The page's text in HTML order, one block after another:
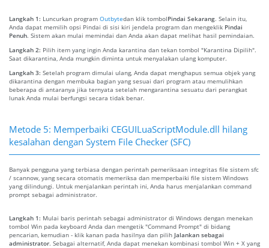
Langkah 1: Luncurkan program Outbytedan klik tombolPindai Sekarang. Selain itu,
Anda dapat memilih opsi Pindai di sisi kiri jendela program dan mengeklik Pindai
Penuh. Sistem akan mulai memindai dan Anda akan dapat melihat hasil pemindaian.
Langkah 2: Pilih item yang ingin Anda karantina dan tekan tombol "Karantina Dipilih".
Saat dikarantina, Anda mungkin diminta untuk menyalakan ulang komputer.
Langkah 3: Setelah program dimulai ulang, Anda dapat menghapus semua objek yang
dikarantina dengan membuka bagian yang sesuai dari program atau memulihkan
beberapa di antaranya jika ternyata setelah mengarantina sesuatu dari perangkat
lunak Anda mulai berfungsi secara tidak benar.
Metode 5: Memperbaiki CEGUILuaScriptModule.dll hilang
kesalahan dengan System File Checker (SFC)
Banyak pengguna yang terbiasa dengan perintah pemeriksaan integritas file sistem sfc
/ scannow, yang secara otomatis memeriksa dan memperbaiki file sistem Windows
yang dilindungi. Untuk menjalankan perintah ini, Anda harus menjalankan command
prompt sebagai administrator.
Langkah 1: Mulai baris perintah sebagai administrator di Windows dengan menekan
tombol Win pada keyboard Anda dan mengetik "Command Prompt" di bidang
pencarian, kemudian - klik kanan pada hasilnya dan pilih Jalankan sebagai
administrator. Sebagai alternatif, Anda dapat menekan kombinasi tombol Win + X yang